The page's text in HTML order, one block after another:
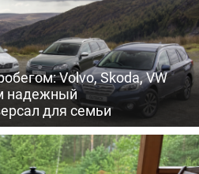
Volvo, Skoda, VW
надежный
для семьи